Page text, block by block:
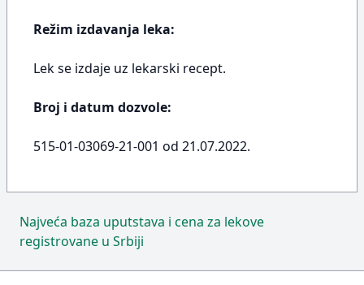
Režim izdavanja leka:
Lek se izdaje uz lekarski recept.
Broj i datum dozvole:
515-01-03069-21-001 od 21.07.2022.
Najveća baza uputstava i cena za lekove
registrovane u Srbiji